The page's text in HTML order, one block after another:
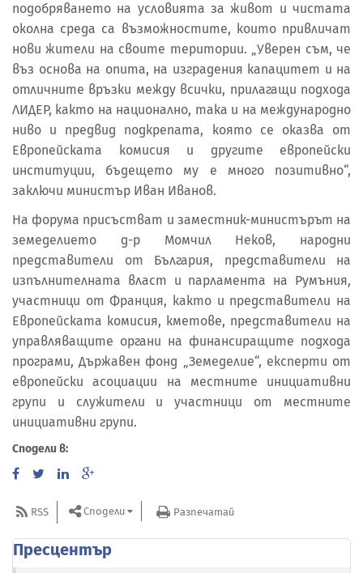
подобряването на условията за живот и чистата
околна среда са възможностите, които привличат
нови жители на своите територии. „Уверен съм, че
въз основа на опита, на изградения капацитет и на
отличните връзки между всички, прилагащи подхода
ЛИДЕР, както на национално, така и на международно
ниво и предвид подкрепата, която се оказва от
Европейската комисия и другите европейски
институции, бъдещето му е много позитивно“,
заключи министър Иван Иванов.
На форума присъстват и заместник-министърът на
земеделието д-р Момчил Неков, народни
представители от България, представители на
изпълнителната власт и парламента на Румъния,
участници от Франция, както и представители на
Европейската комисия, кметове, представители на
управляващите органи на финансиращите подхода
програми, Държавен фонд „Земеделие“, експерти от
европейски асоциации на местните инициативни
групи и служители и участници от местните
инициативни групи.
Сподели в:
RSS Сподели Разпечатай
Пресцентър